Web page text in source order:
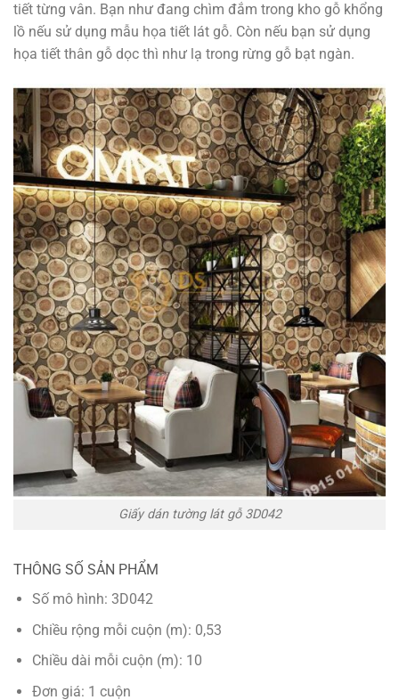
tiết từng vân. Bạn như đang chìm đắm trong kho gỗ khổng
lồ nếu sử dụng mẫu họa tiết lát gỗ. Còn nếu bạn sử dụng
họa tiết thân gỗ dọc thì như lạ trong rừng gỗ bạt ngàn.
Giấy dán tường lát gỗ 3D042
THÔNG SỐ SẢN PHẨM
Số mô hình: 3D042
Chiều rộng mỗi cuộn (m): 0,53
Chiều dài mỗi cuộn (m): 10
Đơn giá: 1 cuộn